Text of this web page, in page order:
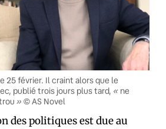
25 février. Il craint alors que le
publié trois jours plus tard, « ne
» © AS Novel
des politiques est due au